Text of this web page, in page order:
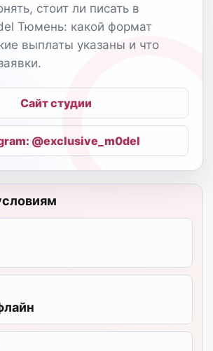
стоит ли писать в
Тюмень: какой формат
выплаты указаны и что
Сайт студии
@exclusive_m0del